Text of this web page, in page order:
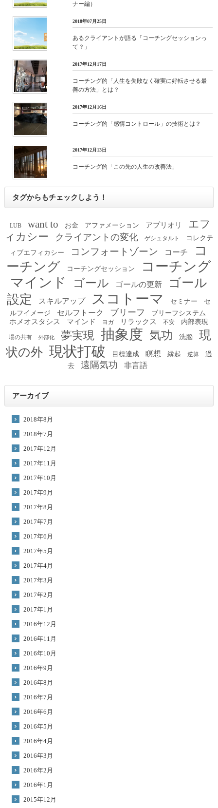
ナー編）
2018年07月25日
あるクライアントが語る「コーチングセッションっ
て？」
2017年12月17日
コーチング的「人生を失敗なく確実に好転させる最
善の方法」とは？
2017年12月16日
コーチング的「感情コントロール」の技術とは？
2017年12月13日
コーチング的「この先の人生の改善法」
タグからもチェックしよう！
LUB want to お金 アファメーション アプリオリ
エフ
ィカシー
クライアントの変化 ゲシュタルト
コレクテ
ィブエフィカシー
コンフォートゾーン コーチ
コ
ーチング
コーチングセッション
コーチング
マインド
ゴール ゴールの更新
ゴール
設定
スキルアップ スコトーマ セミナー
セ
ルフイメージ
セルフトーク ブリーフ ブリーフシステム
ホメオスタシス マインド ヨガ リラックス 不安 内部表現
場の共有 外部化 夢実現 抽象度 気功 洗脳
現
状の外 現状打破 目標達成 瞑想 縁起 逆算
過
去
遠隔気功 非言語
アーカイブ
2018年8月
2018年7月
2017年12月
2017年11月
2017年10月
2017年9月
2017年8月
2017年7月
2017年6月
2017年5月
2017年4月
2017年3月
2017年2月
2017年1月
2016年12月
2016年11月
2016年10月
2016年9月
2016年8月
2016年7月
2016年6月
2016年5月
2016年4月
2016年3月
2016年2月
2016年1月
2015年12月